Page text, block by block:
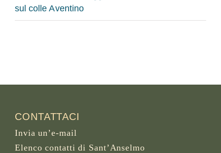
sul colle Aventino
CONTATTACI
Invia un’e-mail
Elenco contatti di Sant’Anselmo